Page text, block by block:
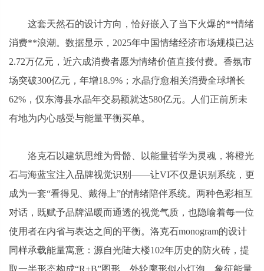
这套天然石的设计方向，恰好嵌入了当下火爆的**情绪
消费**浪潮。数据显示，2025年中国情绪经济市场规模已达
2.72万亿元，近六成消费者愿为情绪价值直接付费。香氛市
场突破300亿元，年增18.9%；水晶疗愈相关消费全球增长
62%，仅东海县水晶年交易额就达580亿元。人们正前所未
有地为内心感受与能量平衡买单。
洛克石以建筑思维为骨骼、以能量哲学为灵魂，将橙光
石与海蓝宝注入品牌视觉识别——让VI不仅是识别系统，更
成为一套“看得见、戴得上”的情绪陪伴系统。两种色彩相互
对话，既赋予品牌温暖而通透的视觉气质，也隐喻着每一位
使用者在内省与表达之间的平衡。洛克石monogram的设计
同样承载能量寓意：源自光陆大楼102年历史的防火砖，提